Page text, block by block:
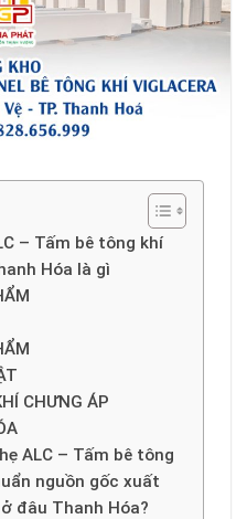
– Tấm bê tông khí
Hóa là gì
CHƯNG ÁP
ALC – Tấm bê tông
nguồn gốc xuất
đâu Thanh Hóa?